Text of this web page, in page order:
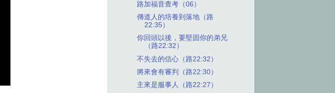
路加福音查考（06）
傳道人的培養到落地（路
22:35）
你回頭以後，要堅固你的弟兄
（路22:32）
不失去的信心（路22:32）
將來會有審判（路22:30）
主來是服事人（路22:27）